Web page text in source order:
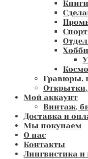
Спорт
Хобби
Гравюры,
Мой аккаунт
Винтаж,
Доставка и
Мы покупаем
О нас
Контакты
Лингвистика и